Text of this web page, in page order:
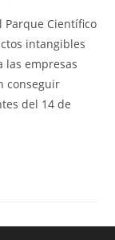
Parque Científico
intangibles
las empresas
conseguir
del 14 de